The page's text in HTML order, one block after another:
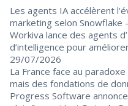
Les agents IA accélèrent
marketing selon Snowflake
Workiva lance des agents
d’intelligence pour
29/07/2026
La France face au
mais des fondations de
Progress Software